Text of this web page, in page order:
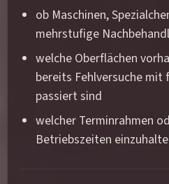
ob Maschinen,
mehrstufige
welche Oberflächen
bereits Fehlversuche mit
passiert sind
welcher Terminrahmen
Betriebszeiten